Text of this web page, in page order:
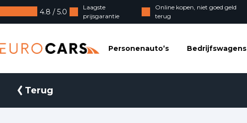
4.8 / 5.0
Laagste
prijsgarantie
Online kopen, niet goed geld
terug
Personenauto’s
Bedrijfswagens
Terug